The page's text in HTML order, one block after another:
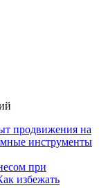
продвижения на
инструменты
при
избежать